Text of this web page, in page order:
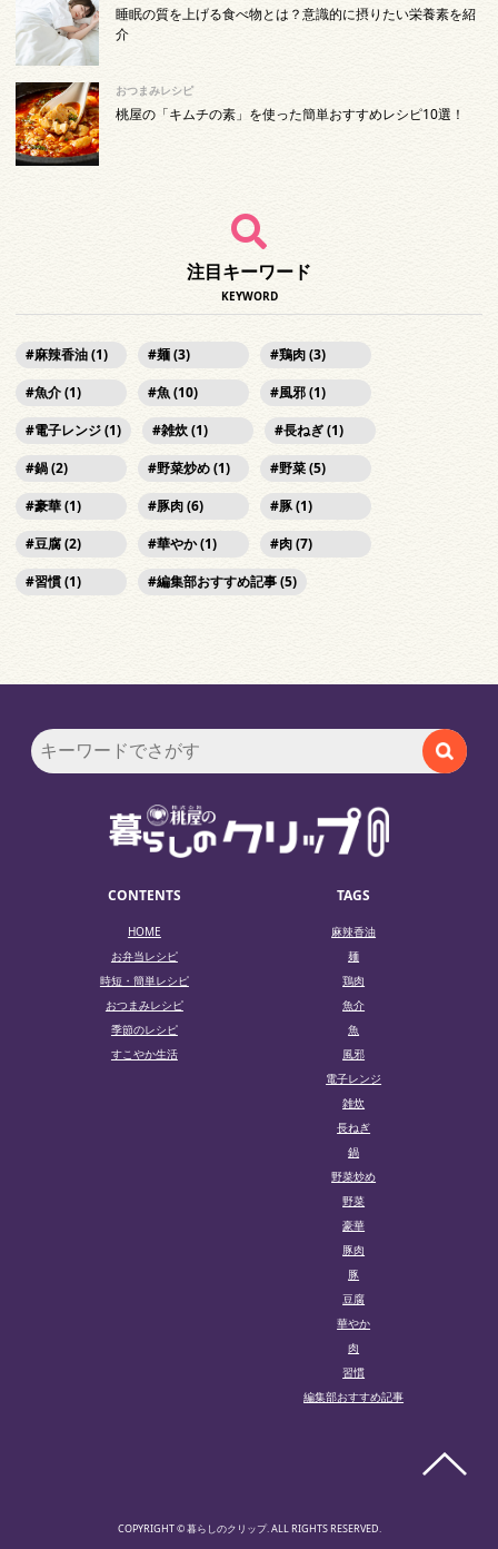
睡眠の質を上げる食べ物とは？意識的に摂りたい栄養素を紹
介
おつまみレシピ
桃屋の「キムチの素」を使った簡単おすすめレシピ10選！
注目キーワード
KEYWORD
麻辣香油 (1) 麺 (3)
鶏肉 (3)
魚介 (1)
魚 (10)
風邪 (1)
電子レンジ (1)
雑炊 (1)
長ねぎ (1)
鍋 (2)
野菜炒め (1)
野菜 (5)
豪華 (1)
豚肉 (6)
豚 (1)
豆腐 (2)
華やか (1)
肉 (7)
習慣 (1)
編集部おすすめ記事 (5)
CONTENTS
HOME
お弁当レシピ
時短・簡単レシピ
おつまみレシピ
季節のレシピ
すこやか生活
TAGS
麻辣香油
麺
鶏肉
魚介
魚
風邪
電子レンジ
雑炊
長ねぎ
鍋
野菜炒め
野菜
豪華
豚肉
豚
豆腐
華やか
肉
習慣
編集部おすすめ記事
COPYRIGHT © 暮らしのクリップ. ALL RIGHTS RESERVED.